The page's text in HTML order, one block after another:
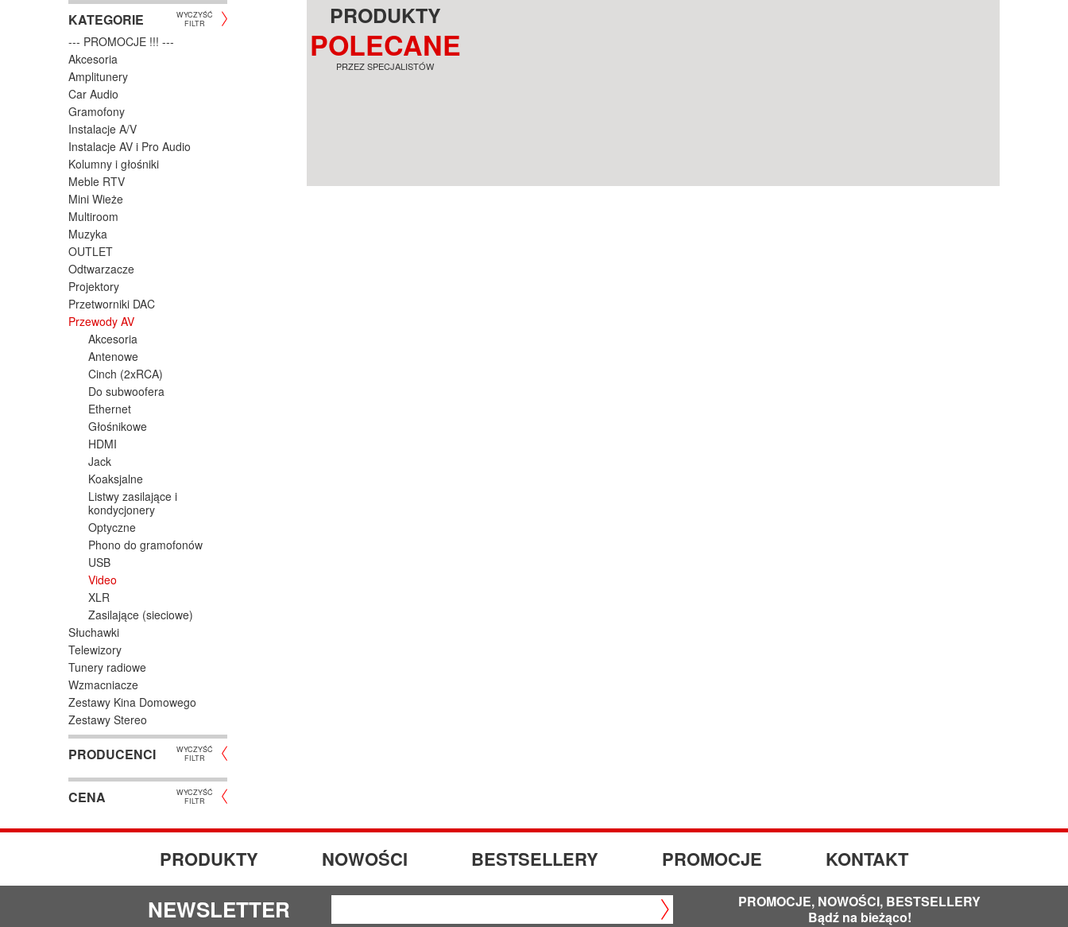
KATEGORIE
WYCZYŚĆ
FILTR
--- PROMOCJE !!! ---
Akcesoria
Amplitunery
Car Audio
Gramofony
Instalacje A/V
Instalacje AV i Pro Audio
Kolumny i głośniki
Meble RTV
Mini Wieże
Multiroom
Muzyka
OUTLET
Odtwarzacze
Projektory
Przetworniki DAC
Przewody AV
Akcesoria
Antenowe
Cinch (2xRCA)
Do subwoofera
Ethernet
Głośnikowe
HDMI
Jack
Koaksjalne
Listwy zasilające i
kondycjonery
Optyczne
Phono do gramofonów
USB
Video
XLR
Zasilające (sieciowe)
Słuchawki
Telewizory
Tunery radiowe
Wzmacniacze
Zestawy Kina Domowego
Zestawy Stereo
PRODUCENCI
WYCZYŚĆ
FILTR
CENA
WYCZYŚĆ
FILTR
PRODUKTY
POLECANE
PRZEZ SPECJALISTÓW
PRODUKTY NOWOŚCI BESTSELLERY PROMOCJE KONTAKT
NEWSLETTER
PROMOCJE, NOWOŚCI, BESTSELLERY
Bądź na bieżąco!